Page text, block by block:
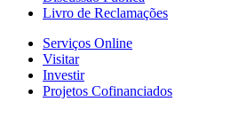
Livro de Reclamações
Serviços Online
Visitar
Investir
Projetos Cofinanciados